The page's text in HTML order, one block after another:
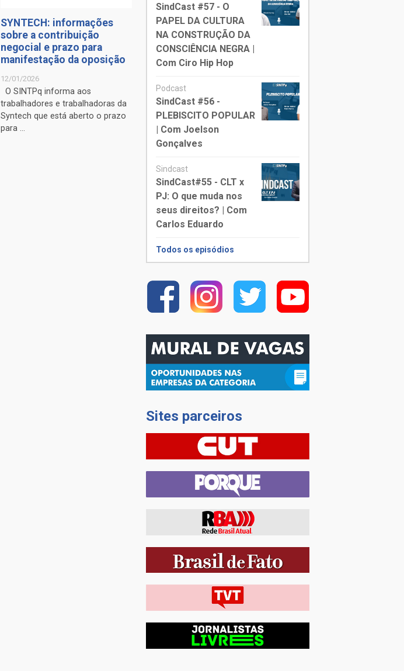
SYNTECH: informações
sobre a contribuição
negocial e prazo para
manifestação da oposição
12/01/2026
O SINTPq informa aos
trabalhadores e trabalhadoras da
Syntech que está aberto o prazo
para ...
SindCast #57 - O
PAPEL DA CULTURA
NA CONSTRUÇÃO DA
CONSCIÊNCIA NEGRA |
Com Ciro Hip Hop
Podcast
SindCast #56 -
PLEBISCITO POPULAR
| Com Joelson
Gonçalves
Sindcast
SindCast#55 - CLT x
PJ: O que muda nos
seus direitos? | Com
Carlos Eduardo
Todos os episódios
Sites parceiros